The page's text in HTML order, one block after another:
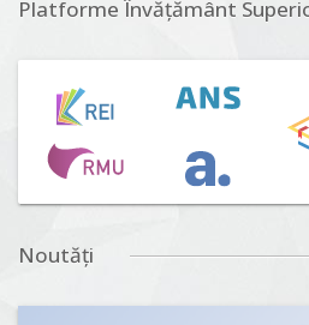
Platforme Învățământ
Noutăți